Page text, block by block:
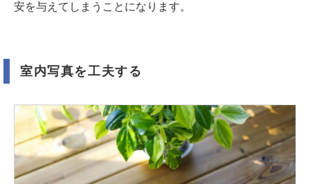
安を与えてしまうことになります。
室内写真を工夫する